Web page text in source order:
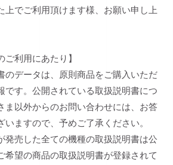
上でご利用頂けます様、お願い申し上
ご利用にあたり】
のデータは、原則商品をご購入いただ
です。公開されている取扱説明書につ
ま以外からのお問い合わせには、お答
いますので、予めご了承ください。
発売した全ての機種の取扱説明書は公
希望の商品の取扱説明書が登録されて